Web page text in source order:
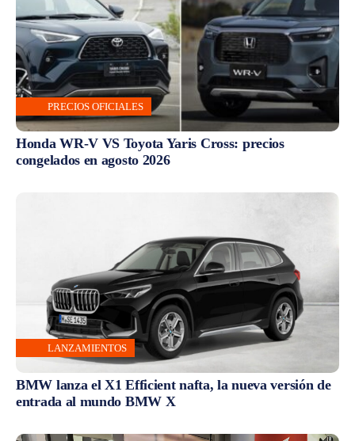
PRECIOS OFICIALES
Honda WR-V VS Toyota Yaris Cross: precios
congelados en agosto 2026
LANZAMIENTOS
BMW lanza el X1 Efficient nafta, la nueva versión de
entrada al mundo BMW X